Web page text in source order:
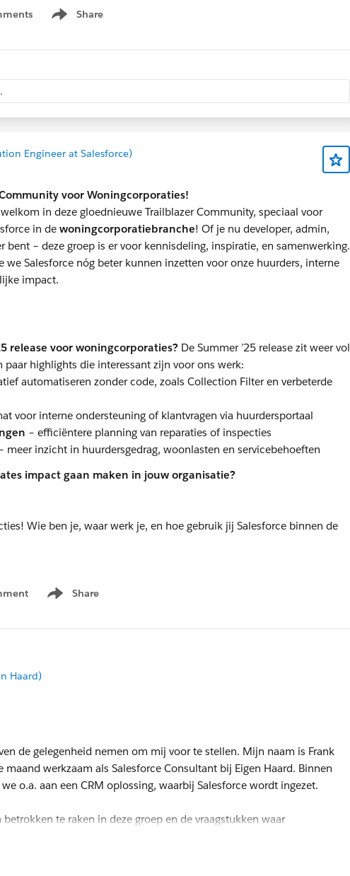
Share
Show menu
Engineer at Salesforce)
voor Woningcorporaties!
in deze gloednieuwe Trailblazer Community, speciaal voor
in de woningcorporatiebranche! Of je nu developer, admin,
– deze groep is er voor kennisdeling, inspiratie, en samenwerking.
we Salesforce nóg beter kunnen inzetten voor onze huurders, interne
impact.
release voor woningcorporaties? De Summer ’25 release zit weer vol
paar highlights die interessant zijn voor ons werk:
automatiseren zonder code, zoals Collection Filter en verbeterde
voor interne ondersteuning of klantvragen via huurdersportaal
– efficiëntere planning van reparaties of inspecties
meer inzicht in huurdersgedrag, woonlasten en servicebehoeften
impact gaan maken in jouw organisatie?
Wie ben je, waar werk je, en hoe gebruik jij Salesforce binnen de
voor onze eerste (online) meetup in juni! Samen maken we van
Share
Show menu
Haard)
de gelegenheid nemen om mij voor te stellen. Mijn naam is Frank
maand werkzaam als Salesforce Consultant bij Eigen Haard. Binnen
o.a. aan een CRM oplossing, waarbij Salesforce wordt ingezet.
te raken in deze groep en de vraagstukken waar
lopen te vertalen naar Salesforce oplossing.